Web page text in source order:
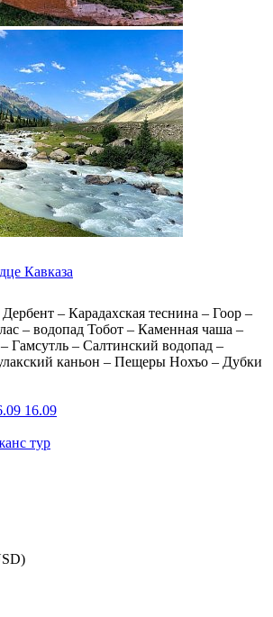
Кавказа
– Карадахская теснина – Гоор –
– водопад Тобот – Каменная чаша –
Гамсутль – Салтинский водопад –
каньон – Пещеры Нохъо – Дубки
16.09
тур